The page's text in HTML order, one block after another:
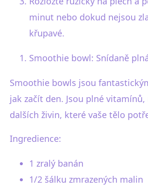
minut nebo dokud nejsou
křupavé.
Smoothie bowl: Snídaně
Smoothie bowls jsou
jak začít den. Jsou plné
dalších živin, které vaše tělo
Ingredience:
1 zralý banán
1/2 šálku zmrazených malin